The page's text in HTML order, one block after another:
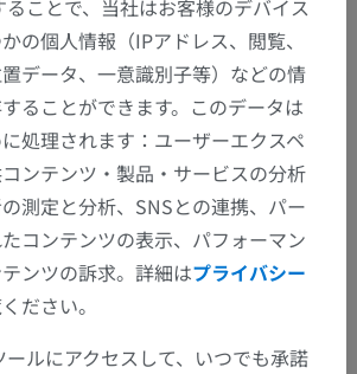
したか？
の改善の提案がありましたらどう
い。
問題を報告
ことで、当社はお客様のデバイス
の個人情報（IPアドレス、閲覧、
データ、一意識別子等）などの情
ることができます。このデータは
処理されます：ユーザーエクスペ
ンテンツ・製品・サービスの分析
測定と分析、SNSとの連携、パー
コンテンツの表示、パフォーマン
ンツの訴求。詳細はプライバシー
ださい。
ルにアクセスして、いつでも承諾